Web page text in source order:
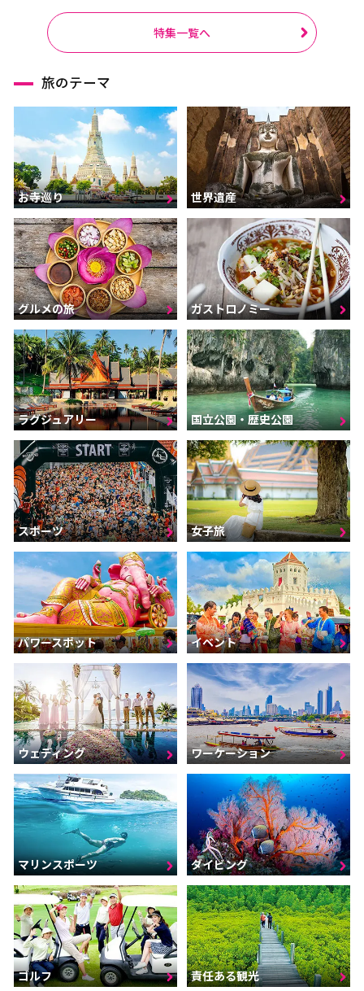
特集一覧へ
旅のテーマ
お寺巡り 世界遺産
グルメの旅 ガストロノミー
ラグジュアリー 国立公園・歴史公園
スポーツ 女子旅
パワースポット イベント
ウェディング ワーケーション
マリンスポーツ ダイビング
ゴルフ 責任ある観光